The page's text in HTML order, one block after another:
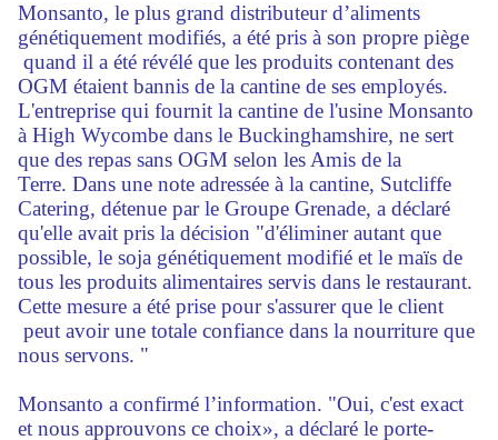
Monsanto, le plus grand distributeur d’aliments
génétiquement modifiés, a été pris à son propre piège
quand il a été révélé que les produits contenant des
OGM étaient bannis de la cantine de ses employés.
L'entreprise qui fournit la cantine de l'usine Monsanto
à High Wycombe dans le Buckinghamshire, ne sert
que des repas sans OGM selon les Amis de la
Terre. Dans une note adressée à la cantine, Sutcliffe
Catering, détenue par le Groupe Grenade, a déclaré
qu'elle avait pris la décision "d'éliminer autant que
possible, le soja génétiquement modifié et le maïs de
tous les produits alimentaires servis dans le restaurant.
Cette mesure a été prise pour s'assurer que le client
peut avoir une totale confiance dans la nourriture que
nous servons. "
Monsanto a confirmé l’information. "Oui, c'est exact
et nous approuvons ce choix», a déclaré le porte-